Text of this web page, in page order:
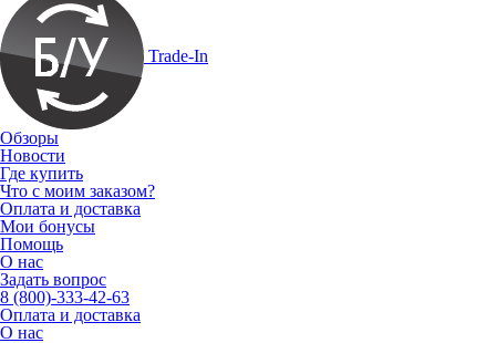
Trade-In
Обзоры
Новости
Где купить
Что с моим заказом?
Оплата и доставка
Мои бонусы
Помощь
О нас
Задать вопрос
8 (800)-333-42-63
Оплата и доставка
О нас